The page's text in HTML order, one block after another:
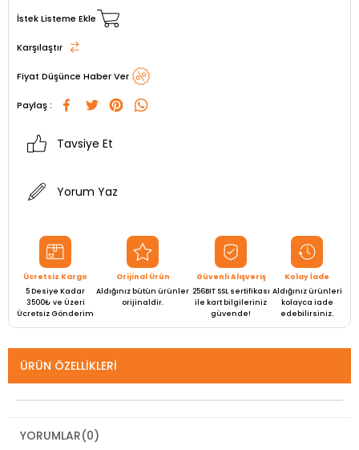
İstek Listeme Ekle
Karşılaştır
Fiyat Düşünce Haber Ver
Paylaş :
Tavsiye Et
Yorum Yaz
Ücretsiz Kargo
5 Desiye Kadar
3500₺ ve Üzeri
Ücretsiz Gönderim
Orijinal Ürün
Aldığınız bütün ürünler
orijinaldir.
Güvenli Alışveriş
256BIT SSL sertifikası
ile kart bilgileriniz
güvende!
Kolay İade
Aldığınız ürünleri
kolayca iade
edebilirsiniz.
ÜRÜN ÖZELLIKLERI
YORUMLAR(0)